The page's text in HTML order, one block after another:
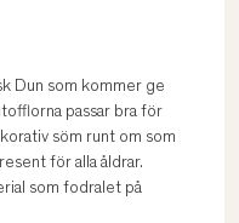
Dun som kommer ge
passar bra för
söm runt om som
för alla åldrar.
som fodralet på